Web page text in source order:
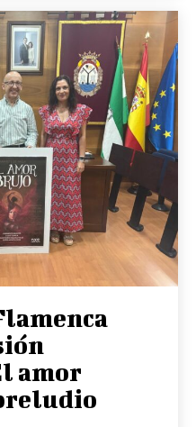
amor